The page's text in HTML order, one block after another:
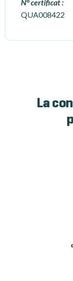
N° certificat :
QUA008422
La